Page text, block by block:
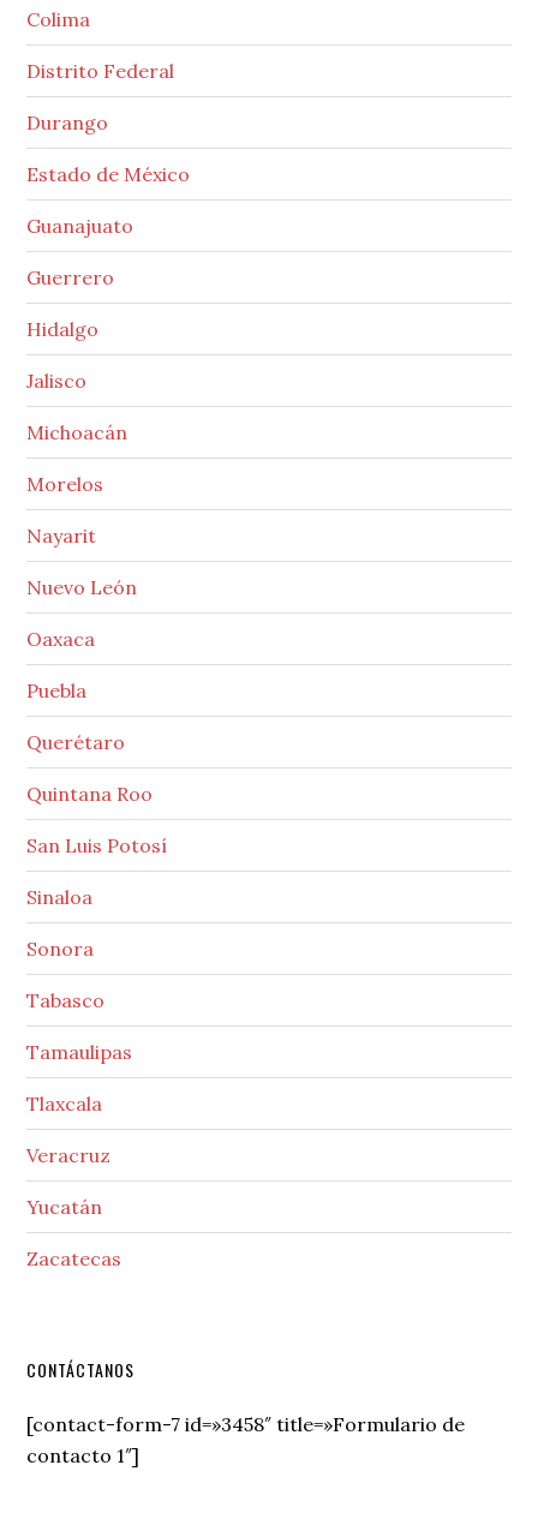
Colima
Distrito Federal
Durango
Estado de México
Guanajuato
Guerrero
Hidalgo
Jalisco
Michoacán
Morelos
Nayarit
Nuevo León
Oaxaca
Puebla
Querétaro
Quintana Roo
San Luis Potosí
Sinaloa
Sonora
Tabasco
Tamaulipas
Tlaxcala
Veracruz
Yucatán
Zacatecas
Secondary
Sidebar
CONTÁCTANOS
[contact-form-7 id=»3458″ title=»Formulario de
contacto 1″]